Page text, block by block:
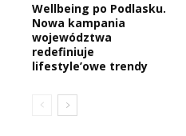
Wellbeing po Podlasku.
Nowa kampania
województwa
redefiniuje
lifestyle’owe trendy